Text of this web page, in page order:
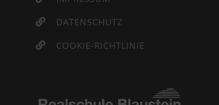
 DATENSCHUTZ
 COOKIE-RICHTLINIE